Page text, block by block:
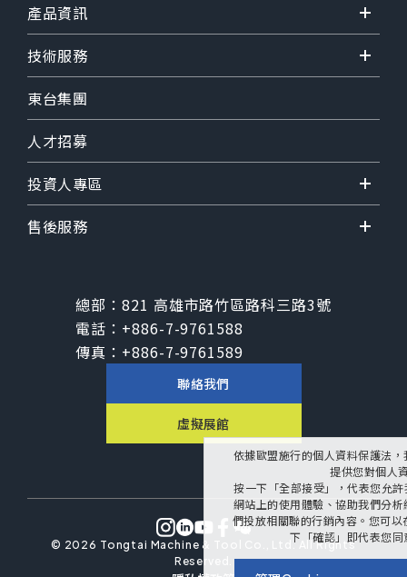
產品資訊
技術服務
東台集團
人才招募
投資人專區
售後服務
總部： 821 高雄市路竹區路科三路3號
電話： +886-7-9761588
傳真： +886-7-9761589
聯絡我們
虛擬展館
© 2026 Tongtai Machine & Tool Co., Ltd.
All Rights
Reserved.
依據歐盟施行的個人資料保護法
提供您對個人
按一下「全部接受」，代表您允
網站上的使用體驗、協助我們分
們投放相關聯的行銷內容。您可
下「確認」即代表您